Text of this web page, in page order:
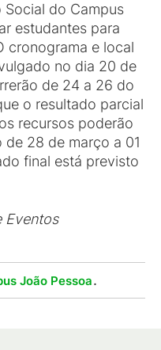
do Campus
estudantes para
cronograma e local
no dia 20 de
de 24 a 26 do
o resultado parcial
recursos poderão
28 de março a 01
final está previsto
Eventos
João Pessoa.